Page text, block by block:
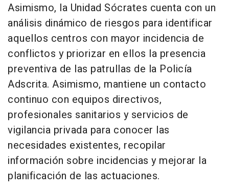
Asimismo, la Unidad Sócrates cuenta con un
análisis dinámico de riesgos para identificar
aquellos centros con mayor incidencia de
conflictos y priorizar en ellos la presencia
preventiva de las patrullas de la Policía
Adscrita. Asimismo, mantiene un contacto
continuo con equipos directivos,
profesionales sanitarios y servicios de
vigilancia privada para conocer las
necesidades existentes, recopilar
información sobre incidencias y mejorar la
planificación de las actuaciones.